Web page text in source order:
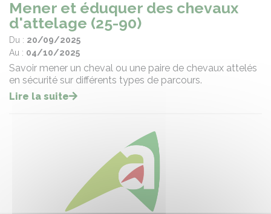
Mener et éduquer des chevaux
d'attelage (25-90)
Du : 20/09/2025
Au : 04/10/2025
Savoir mener un cheval ou une paire de chevaux attelés
en sécurité sur différents types de parcours.
Lire la suite